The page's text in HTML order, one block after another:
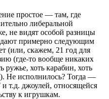
простое — там, где
либеральной
не видят особой разницы
примерно следующим
(или, скажем, 21 год для
(где-то вообще никаких
ружье, хоть карабин, хоть
Не исполнилось? Тогда —
т.д. джоулей, относящейся
к игрушкам.